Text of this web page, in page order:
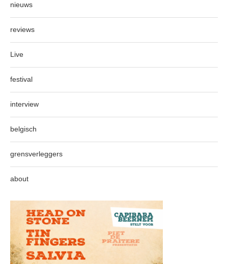
nieuws
reviews
Live
festival
interview
belgisch
grensverleggers
about